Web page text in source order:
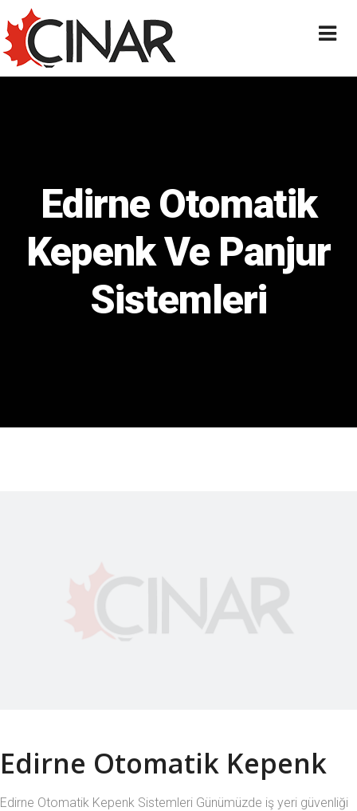
Edirne Otomatik
Kepenk Ve Panjur
Sistemleri
Edirne Otomatik Kepenk
Edirne Otomatik Kepenk Sistemleri Günümüzde iş yeri güvenliği